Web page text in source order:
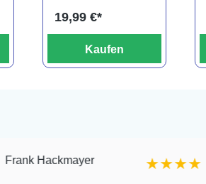
19,99 €*
Kaufen
★★★★